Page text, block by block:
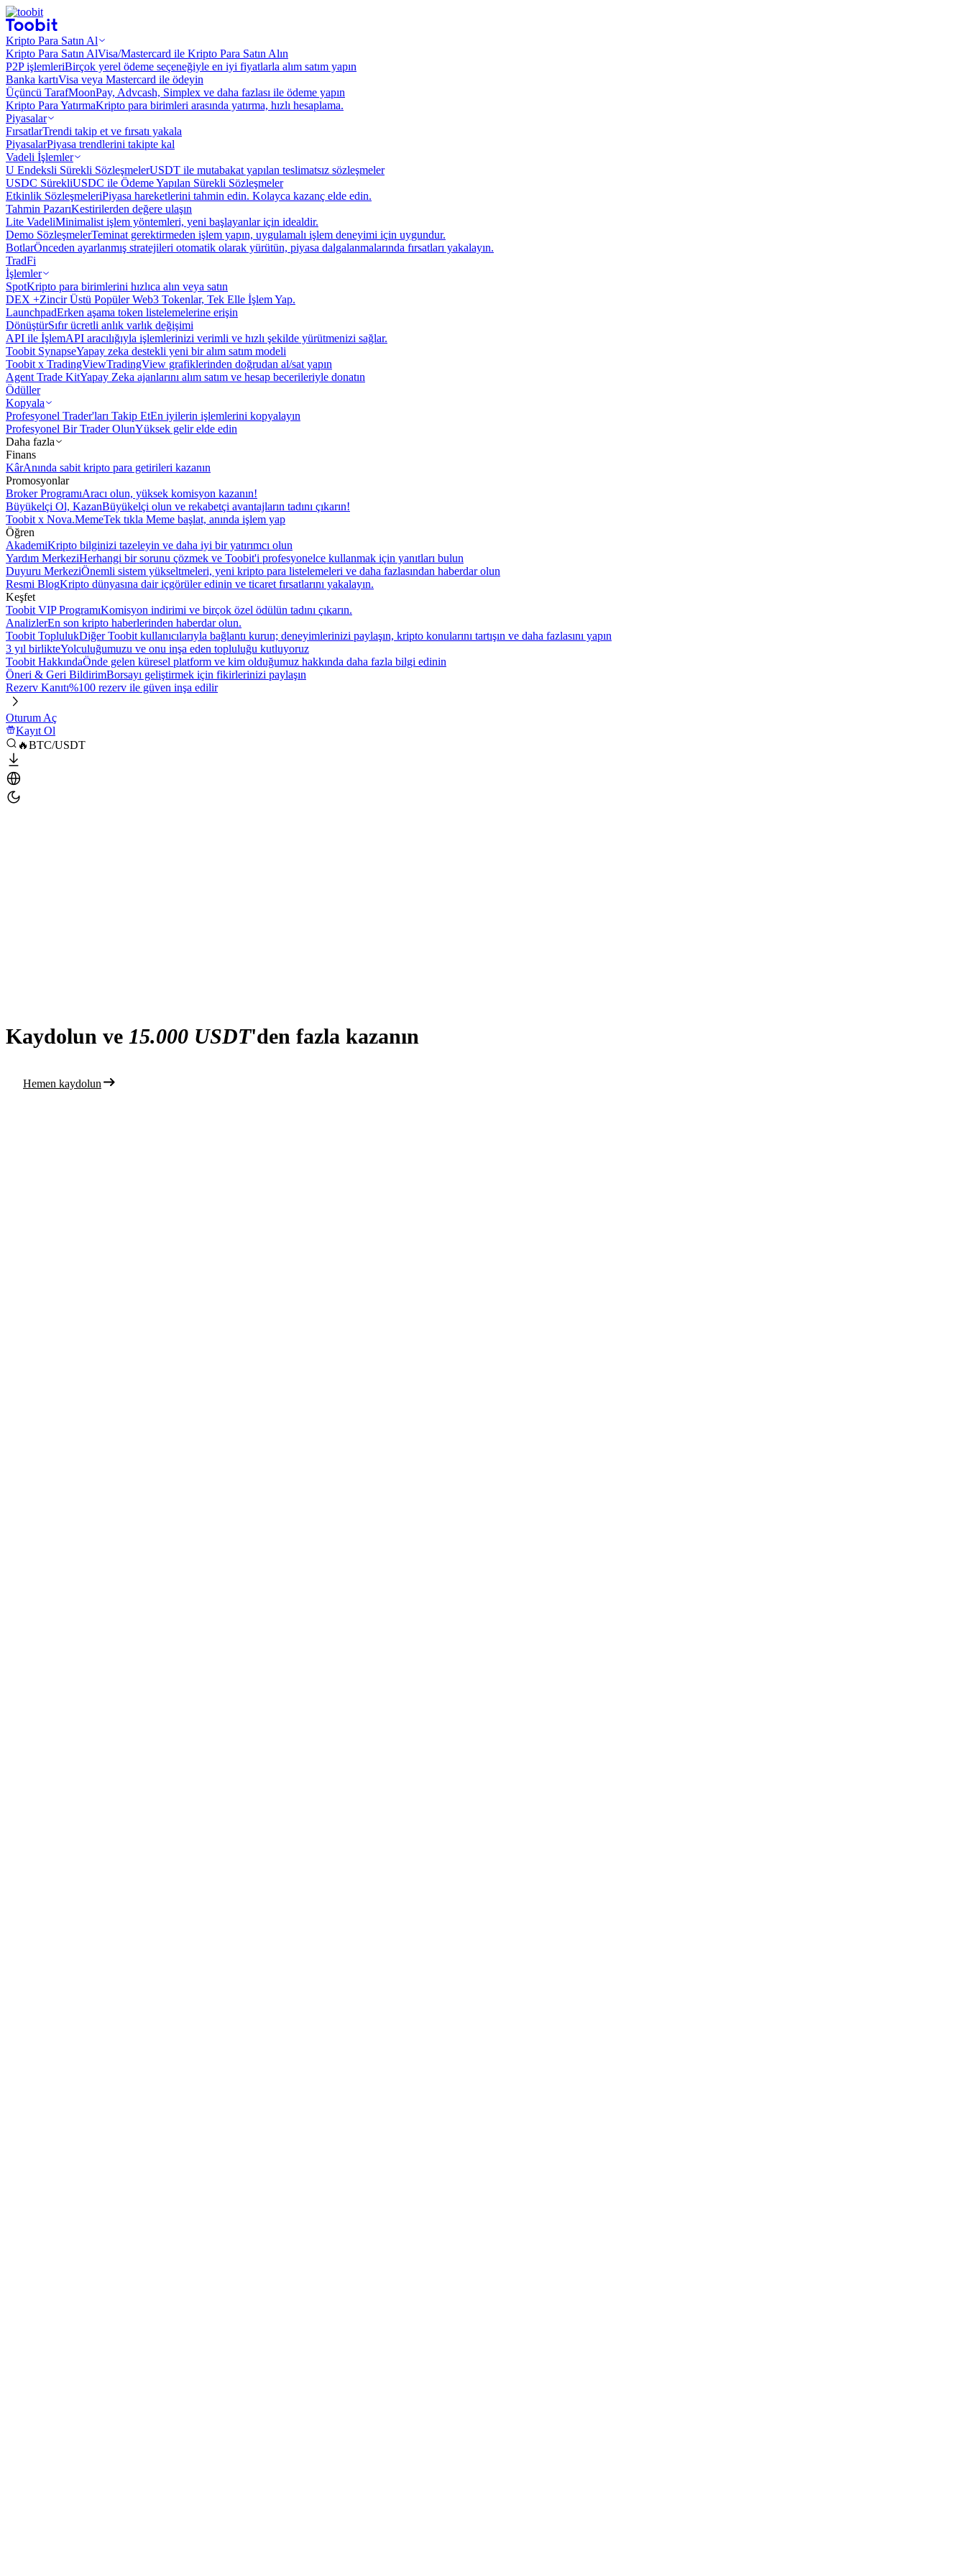
Kripto Para Satın Al
Kripto Para Satın AlVisa/Mastercard ile Kripto Para Satın Alın
P2P işlemleriBirçok yerel ödeme seçeneğiyle en iyi fiyatlarla alım satım yapın
Banka kartıVisa veya Mastercard ile ödeyin
Üçüncü TarafMoonPay, Advcash, Simplex ve daha fazlası ile ödeme yapın
Kripto Para YatırmaKripto para birimleri arasında yatırma, hızlı hesaplama.
Piyasalar
FırsatlarTrendi takip et ve fırsatı yakala
PiyasalarPiyasa trendlerini takipte kal
Vadeli İşlemler
U Endeksli Sürekli SözleşmelerUSDT ile mutabakat yapılan teslimatsız sözleşmeler
USDC SürekliUSDC ile Ödeme Yapılan Sürekli Sözleşmeler
Etkinlik SözleşmeleriPiyasa hareketlerini tahmin edin. Kolayca kazanç elde edin.
Tahmin PazarıKestirilerden değere ulaşın
Lite VadeliMinimalist işlem yöntemleri, yeni başlayanlar için idealdir.
Demo SözleşmelerTeminat gerektirmeden işlem yapın, uygulamalı işlem deneyimi için uygundur.
BotlarÖnceden ayarlanmış stratejileri otomatik olarak yürütün, piyasa dalgalanmalarında fırsatları yakalayın.
TradFi
İşlemler
SpotKripto para birimlerini hızlıca alın veya satın
DEX +Zincir Üstü Popüler Web3 Tokenlar, Tek Elle İşlem Yap.
LaunchpadErken aşama token listelemelerine erişin
DönüştürSıfır ücretli anlık varlık değişimi
API ile İşlemAPI aracılığıyla işlemlerinizi verimli ve hızlı şekilde yürütmenizi sağlar.
Toobit SynapseYapay zeka destekli yeni bir alım satım modeli
Toobit x TradingViewTradingView grafiklerinden doğrudan al/sat yapın
Agent Trade KitYapay Zeka ajanlarını alım satım ve hesap becerileriyle donatın
Ödüller
Kopyala
Profesyonel Trader'ları Takip EtEn iyilerin işlemlerini kopyalayın
Profesyonel Bir Trader OlunYüksek gelir elde edin
Daha fazla
Finans
KârAnında sabit kripto para getirileri kazanın
Promosyonlar
Broker ProgramıAracı olun, yüksek komisyon kazanın!
Büyükelçi Ol, KazanBüyükelçi olun ve rekabetçi avantajların tadını çıkarın!
Toobit x Nova.MemeTek tıkla Meme başlat, anında işlem yap
Öğren
AkademiKripto bilginizi tazeleyin ve daha iyi bir yatırımcı olun
Yardım MerkeziHerhangi bir sorunu çözmek ve Toobit'i profesyonelce kullanmak için yanıtları bulun
Duyuru MerkeziÖnemli sistem yükseltmeleri, yeni kripto para listelemeleri ve daha fazlasından haberdar olun
Resmi BlogKripto dünyasına dair içgörüler edinin ve ticaret fırsatlarını yakalayın.
Keşfet
Toobit VIP ProgramıKomisyon indirimi ve birçok özel ödülün tadını çıkarın.
AnalizlerEn son kripto haberlerinden haberdar olun.
Toobit ToplulukDiğer Toobit kullanıcılarıyla bağlantı kurun; deneyimlerinizi paylaşın, kripto konularını tartışın ve daha fazlasını yapın
3 yıl birlikteYolculuğumuzu ve onu inşa eden topluluğu kutluyoruz
Toobit HakkındaÖnde gelen küresel platform ve kim olduğumuz hakkında daha fazla bilgi edinin
Öneri & Geri BildirimBorsayı geliştirmek için fikirlerinizi paylaşın
Rezerv Kanıtı%100 rezerv ile güven inşa edilir
Oturum Aç
Kayıt Ol
🔥BTC/USDT
Kaydolun ve 15.000 USDT'den fazla kazanın
Hemen kaydolun